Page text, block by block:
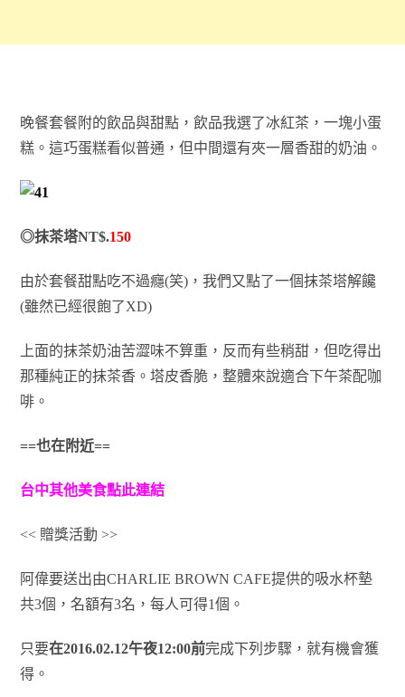
晚餐套餐附的飲品與甜點，飲品我選了冰紅茶，一塊小蛋
糕。這巧蛋糕看似普通，但中間還有夾一層香甜的奶油。
◎抹茶塔NT$.150
由於套餐甜點吃不過癮(笑)，我們又點了一個抹茶塔解饞
(雖然已經很飽了XD)
上面的抹茶奶油苦澀味不算重，反而有些稍甜，但吃得出
那種純正的抹茶香。塔皮香脆，整體來說適合下午茶配咖
啡。
==也在附近==
台中其他美食點此連結
<< 贈獎活動 >>
阿偉要送出由CHARLIE BROWN CAFE提供的吸水杯墊
共3個，名額有3名，每人可得1個。
只要在2016.02.12午夜12:00前完成下列步驟，就有機會獲
得。